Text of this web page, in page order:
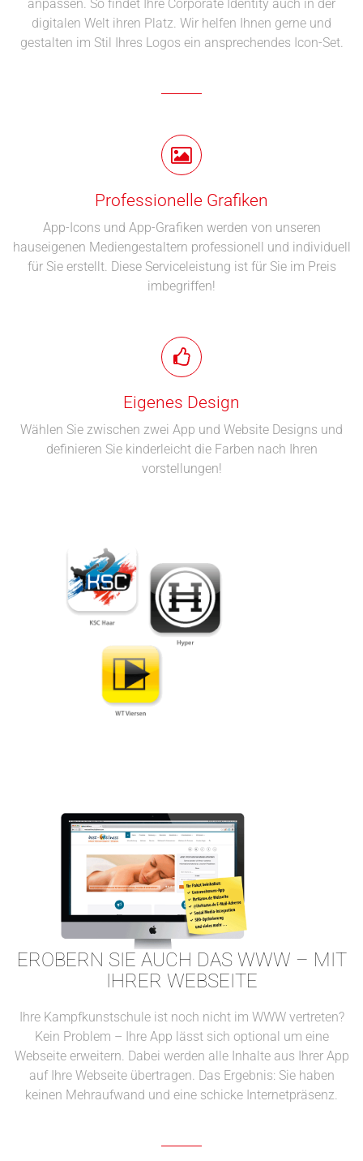
anpassen. So findet Ihre Corporate Identity auch in der
digitalen Welt ihren Platz. Wir helfen Ihnen gerne und
gestalten im Stil Ihres Logos ein ansprechendes Icon-Set.
Professionelle Grafiken
App-Icons und App-Grafiken werden von unseren
hauseigenen Mediengestaltern professionell und individuell
für Sie erstellt. Diese Serviceleistung ist für Sie im Preis
imbegriffen!
Eigenes Design
Wählen Sie zwischen zwei App und Website Designs und
definieren Sie kinderleicht die Farben nach Ihren
vorstellungen!
EROBERN SIE AUCH DAS WWW – MIT
IHRER WEBSEITE
Ihre Kampfkunstschule ist noch nicht im WWW vertreten?
Kein Problem – Ihre App lässt sich optional um eine
Webseite erweitern. Dabei werden alle Inhalte aus Ihrer App
auf Ihre Webseite übertragen. Das Ergebnis: Sie haben
keinen Mehraufwand und eine schicke Internetpräsenz.